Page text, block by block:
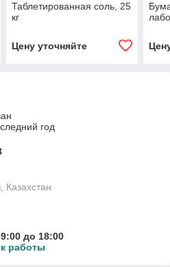
Таблетированная соль, 25
кг
Цену уточняйте
год
Казахстан
до 18:00
работы